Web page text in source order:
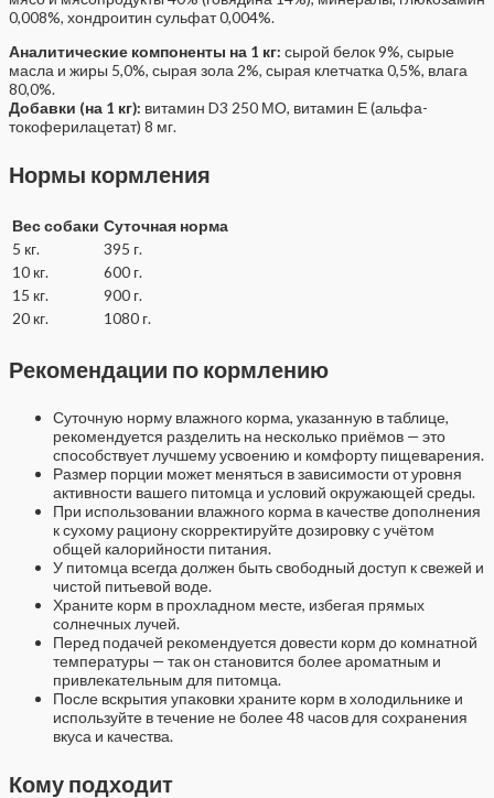
0,008%, хондроитин сульфат 0,004%.
Аналитические компоненты на 1 кг: сырой белок 9%, сырые
масла и жиры 5,0%, сырая зола 2%, сырая клетчатка 0,5%, влага
80,0%.
Добавки (на 1 кг): витамин D3 250 МО, витамин Е (альфа-
токоферилацетат) 8 мг.
Нормы кормления
Вес собаки Суточная норма
5 кг.
395 г.
10 кг.
600 г.
15 кг.
900 г.
20 кг.
1080 г.
Рекомендации по кормлению
Суточную норму влажного корма, указанную в таблице,
рекомендуется разделить на несколько приёмов — это
способствует лучшему усвоению и комфорту пищеварения.
Размер порции может меняться в зависимости от уровня
активности вашего питомца и условий окружающей среды.
При использовании влажного корма в качестве дополнения
к сухому рациону скорректируйте дозировку с учётом
общей калорийности питания.
У питомца всегда должен быть свободный доступ к свежей и
чистой питьевой воде.
Храните корм в прохладном месте, избегая прямых
солнечных лучей.
Перед подачей рекомендуется довести корм до комнатной
температуры — так он становится более ароматным и
привлекательным для питомца.
После вскрытия упаковки храните корм в холодильнике и
используйте в течение не более 48 часов для сохранения
вкуса и качества.
Кому подходит